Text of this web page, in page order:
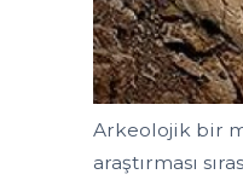
Arkeolojik bir
araştırması